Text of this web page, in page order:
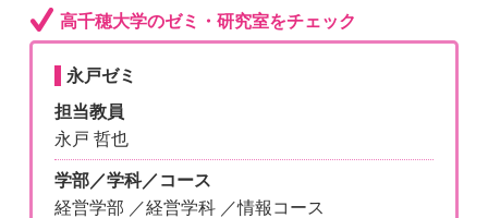
高千穂大学のゼミ・研究室をチェック
永戸ゼミ
担当教員
永戸 哲也
学部／学科／コース
経営学部 ／経営学科 ／情報コース